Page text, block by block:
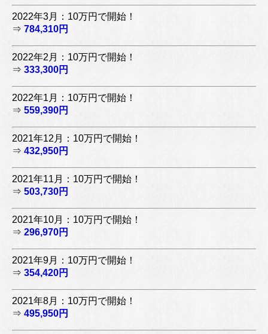
2022年3月：10万円で開始！
⇒ 784,310円
2022年2月：10万円で開始！
⇒ 333,300円
2022年1月：10万円で開始！
⇒ 559,390円
2021年12月：10万円で開始！
⇒ 432,950円
2021年11月：10万円で開始！
⇒ 503,730円
2021年10月：10万円で開始！
⇒ 296,970円
2021年9月：10万円で開始！
⇒ 354,420円
2021年8月：10万円で開始！
⇒ 495,950円